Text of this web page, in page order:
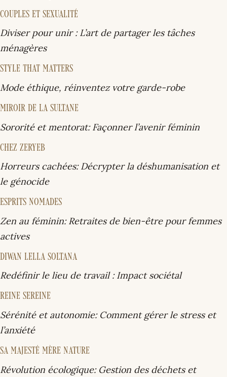
COUPLES ET SEXUALITÉ
Diviser pour unir : L’art de partager les tâches
ménagères
STYLE THAT MATTERS
Mode éthique, réinventez votre garde-robe
MIROIR DE LA SULTANE
Sororité et mentorat: Façonner l’avenir féminin
CHEZ ZERYEB
Horreurs cachées: Décrypter la déshumanisation et
le génocide
ESPRITS NOMADES
Zen au féminin: Retraites de bien-être pour femmes
actives
DIWAN LELLA SOLTANA
Redéfinir le lieu de travail : Impact sociétal
REINE SEREINE
Sérénité et autonomie: Comment gérer le stress et
l’anxiété
SA MAJESTÉ MÈRE NATURE
Révolution écologique: Gestion des déchets et